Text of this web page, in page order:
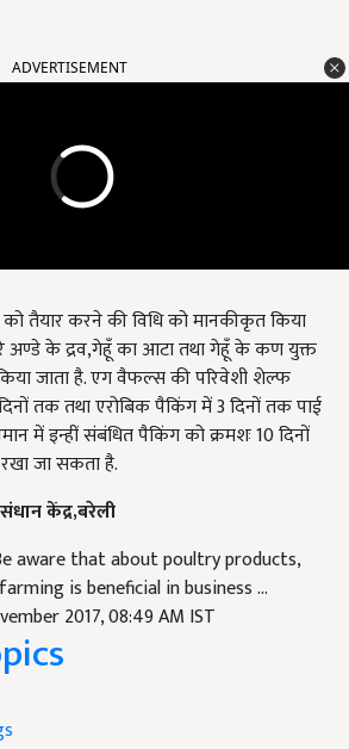
ADVERTISEMENT
तैयार करने की विधि को मानकीकृत किया
अण्डे के द्रव,गेहूँ का आटा तथा गेहूँ के कण युक्त
जाता है. एग वैफल्स की परिवेशी शेल्फ
तक तथा एरोबिक पैकिंग में 3 दिनों तक पाई
में इन्हीं संबंधित पैकिंग को क्रमशः 10 दिनों
जा सकता है.
केंद्र,बरेली
aware that about poultry products,
is beneficial in business ...
2017, 08:49 AM IST